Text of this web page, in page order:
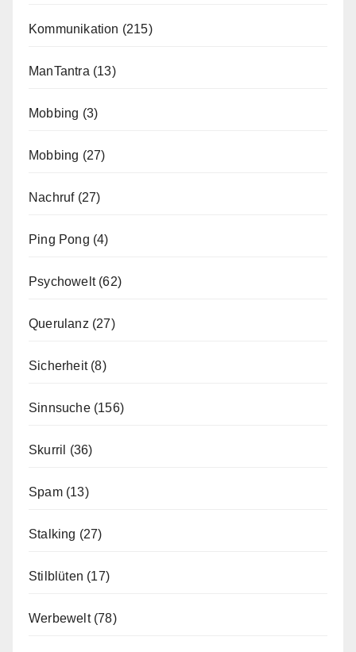
Kommunikation (215)
ManTantra (13)
Mobbing (3)
Mobbing (27)
Nachruf(27)
Ping Pong (4)
Psychowelt(62)
Querulanz (27)
Sicherheit(8)
Sinnsuche(156)
Skurril (36)
Spam(13)
Stalking (27)
Stilblüten (17)
Werbewelt(78)